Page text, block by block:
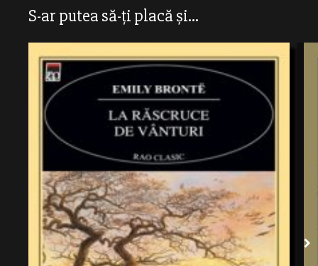
S-ar putea să-ți placă și...